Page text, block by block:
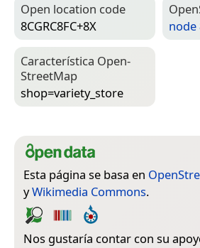
Open location code
8CGRC8FC+8X
node
Característica Open­
Street­Map
shop=­variety_store
Esta página se basa en
yWikimedia Commons.
Nos gustaría contar con su